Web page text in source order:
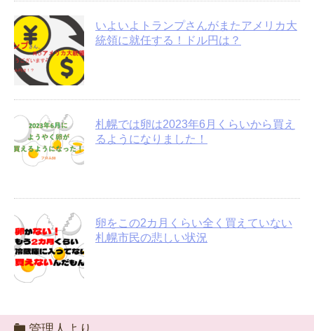
いよいよトランプさんがまたアメリカ大
統領に就任する！ドル円は？
札幌では卵は2023年6月くらいから買え
るようになりました！
卵をこの2カ月くらい全く買えていない
札幌市民の悲しい状況